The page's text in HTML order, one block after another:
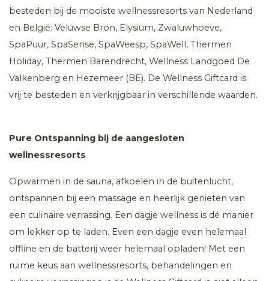
besteden bij de mooiste wellnessresorts van Nederland
en België: Veluwse Bron, Elysium, Zwaluwhoeve,
SpaPuur, SpaSense, SpaWeesp, SpaWell, Thermen
Holiday, Thermen Barendrecht, Wellness Landgoed De
Valkenberg en Hezemeer (BE). De Wellness Giftcard is
vrij te besteden en verkrijgbaar in verschillende waarden.
Pure Ontspanning bij de aangesloten
wellnessresorts
Opwarmen in de sauna, afkoelen in de buitenlucht,
ontspannen bij een massage en heerlijk genieten van
een culinaire verrassing. Een dagje wellness is dé manier
om lekker op te laden. Even een dagje even helemaal
offline en de batterij weer helemaal opladen! Met een
ruime keus aan wellnessresorts, behandelingen en